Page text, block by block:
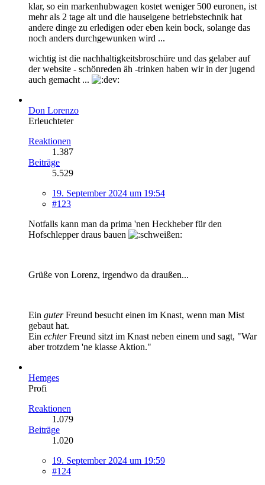
klar, so ein markenhubwagen kostet weniger 500 euronen, ist
mehr als 2 tage alt und die hauseigene betriebstechnik hat
andere dinge zu erledigen oder eben kein bock, solange das
noch anders durchgewunken wird ...
wichtig ist die nachhaltigkeitsbroschüre und das gelaber auf
der website - schönreden äh -trinken haben wir in der jugend
auch gemacht ...
Don Lorenzo
Erleuchteter
Reaktionen
1.387
Beiträge
5.529
19. September 2024 um 19:54
#123
Notfalls kann man da prima 'nen Heckheber für den
Hofschlepper draus bauen
Grüße von Lorenz, irgendwo da draußen...
Ein guterFreund besucht einen im Knast, wenn man Mist
gebaut hat.
Ein echterFreund sitzt im Knast neben einem und sagt, "War
aber trotzdem 'ne klasse Aktion."
Hemges
Profi
Reaktionen
1.079
Beiträge
1.020
19. September 2024 um 19:59
#124